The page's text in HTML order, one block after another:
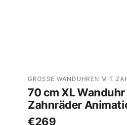
GROSSE WANDUHREN MIT
70 cm XL
Zahnräder
€269